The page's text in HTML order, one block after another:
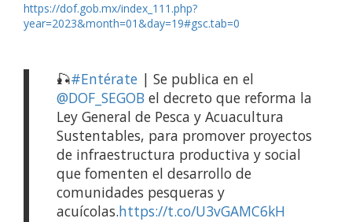
https://dof.gob.mx/index_111.php?
year=2023&month=01&day=19#gsc.tab=0
🎣#Entérate | Se publica en el
@DOF_SEGOB el decreto que reforma la
Ley General de Pesca y Acuacultura
Sustentables, para promover proyectos
de infraestructura productiva y social
que fomenten el desarrollo de
comunidades pesqueras y
acuícolas.https://t.co/U3vGAMC6kH